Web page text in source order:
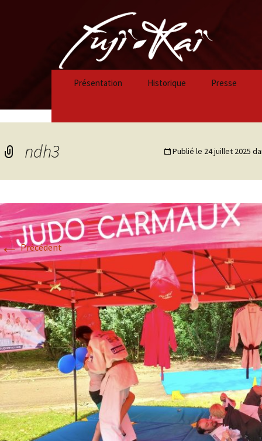
Présentation Historique
Historique 2019/2020
Historique 2018/2019
Historique 2017-2018
Historique 2016-2017
Historique 2015-2016
Presse
ndh3 Publié le 24 juillet 2025
←Précédent